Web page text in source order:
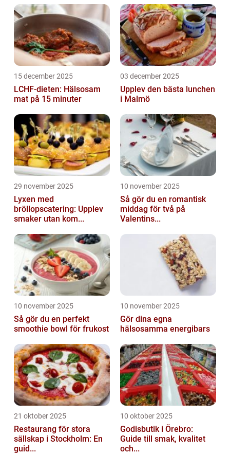
15 december 2025
LCHF-dieten: Hälsosam
mat på 15 minuter
03 december 2025
Upplev den bästa lunchen
i Malmö
29 november 2025
Lyxen med
bröllopscatering: Upplev
smaker utan kom...
10 november 2025
Så gör du en romantisk
middag för två på
Valentins...
10 november 2025
Så gör du en perfekt
smoothie bowl för frukost
10 november 2025
Gör dina egna
hälsosamma energibars
21 oktober 2025
Restaurang för stora
sällskap i Stockholm: En
guid...
10 oktober 2025
Godisbutik i Örebro:
Guide till smak, kvalitet
och...